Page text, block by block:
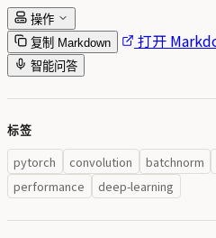
操作
复制 Markdown
打开
智能问答
标签
pytorch convolution batchnorm
performance
deep-learning